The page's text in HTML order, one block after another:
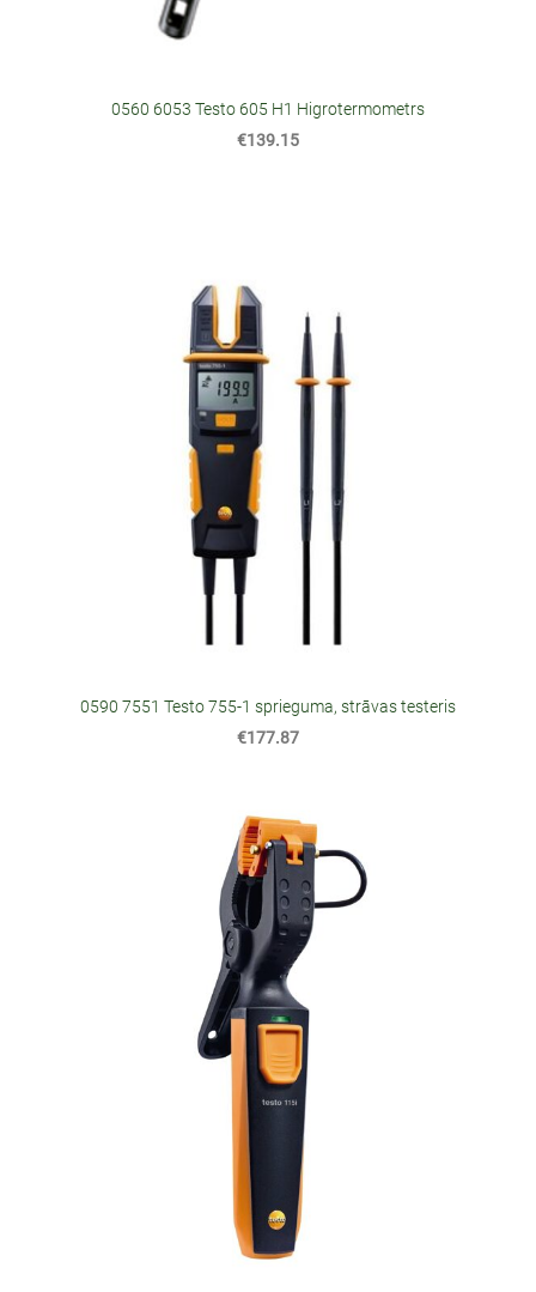
0560 6053 Testo 605 H1 Higrotermometrs
€139.15
0590 7551 Testo 755-1 sprieguma, strāvas testeris
€177.87